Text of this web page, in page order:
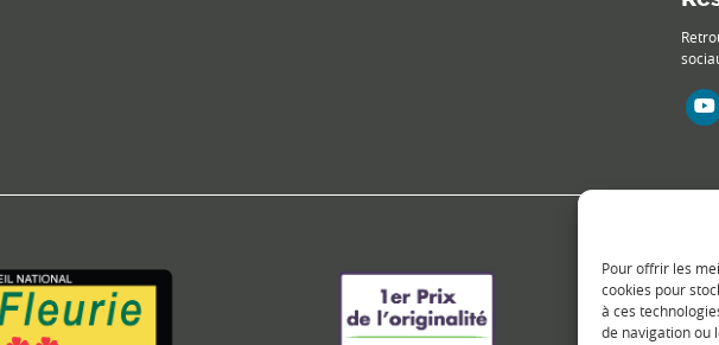
Pour offrir les
cookies pour
à ces
de navigation ou